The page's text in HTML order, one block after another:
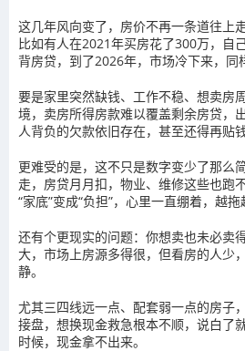
这几年风向变了，房价不再一条道往上
比如有人在2021年买房花了300万，自
背房贷，到了2026年，市场冷下来，同
要是家里突然缺钱、工作不稳、想卖房
境，卖房所得房款难以覆盖剩余房贷，
人背负的欠款依旧存在，甚至还得再贴钱
更难受的是，这不只是数字变少了那么
走，房贷月月扣，物业、维修这些也跑
“家底”变成“负担”，心里一直绷着，越拖
还有个更现实的问题：你想卖也未必卖
大，市场上房源多得很，但看房的人少
静。
尤其三四线远一点、配套弱一点的房子
接盘，想换现金救急根本不顺，说白了
时候，现金拿不出来。